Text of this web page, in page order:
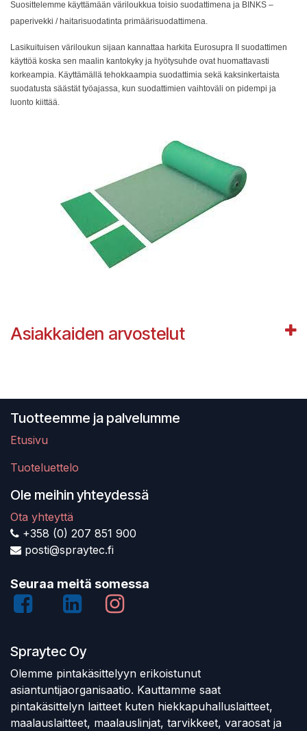
Suosittelemme käyttämään väriloukkua toisio suodattimena ja BINKS –
paperivekki / haitarisuodatinta primäärisuodattimena.
Lasikuituisen väriloukun sijaan kannattaa harkita Eurosupra II suodattimen
käyttöä koska sen maalin kantokyky ja hyötysuhde ovat huomattavasti
korkeampia. Käyttämällä tehokkaampia suodattimia sekä kaksinkertaista
suodatusta säästät työajassa, kun suodattimien vaihtoväli on pidempi ja
luonto kiittää.
Asiakkaiden arvostelut
Tuotteemme ja palvelumme
Etusivu
Tuoteluettelo
Ole meihin yhteydessä
Ota yhteyttä
+358 (0) 207 851 900
posti@spraytec.fi
Seuraa meitä somessa
Spraytec Oy
Olemme pintakäsittelyyn erikoistunut
asiantuntijaorganisaatio. Kauttamme saat
pintakäsittelyn laitteet kuten hiekkapuhalluslaitteet,
maalauslaitteet, maalauslinjat, tarvikkeet, varaosat ja